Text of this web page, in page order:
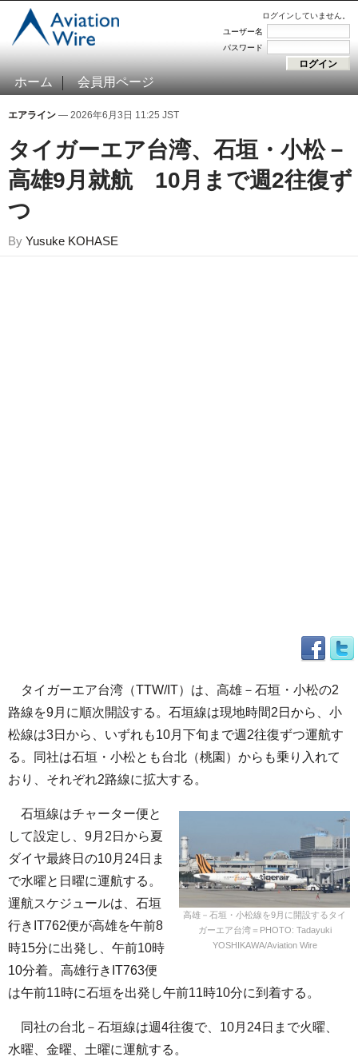
ログインしていません。
ユーザー名
パスワード
ホーム 会員用ページ
エアライン — 2026年6月3日 11:25 JST
タイガーエア台湾、石垣・小松－
高雄9月就航 10月まで週2往復ず
つ
By Yusuke KOHASE
タイガーエア台湾（TTW/IT）は、高雄－石垣・小松の2
路線を9月に順次開設する。石垣線は現地時間2日から、小
松線は3日から、いずれも10月下旬まで週2往復ずつ運航す
る。同社は石垣・小松とも台北（桃園）からも乗り入れて
おり、それぞれ2路線に拡大する。
高雄－石垣・小松線を9月に開設するタイ
ガーエア台湾＝PHOTO: Tadayuki
YOSHIKAWA/Aviation Wire
石垣線はチャーター便と
して設定し、9月2日から夏
ダイヤ最終日の10月24日ま
で水曜と日曜に運航する。
運航スケジュールは、石垣
行きIT762便が高雄を午前8
時15分に出発し、午前10時
10分着。高雄行きIT763便
は午前11時に石垣を出発し午前11時10分に到着する。
同社の台北－石垣線は週4往復で、10月24日まで火曜、
水曜、金曜、土曜に運航する。